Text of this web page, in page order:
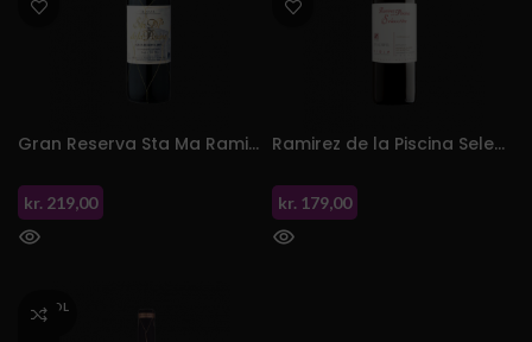
Gran Reserva Sta Ma Ramirez de la Piscina
kr. 219,00
Ramirez de la Piscina Selección Reserva 2017
kr. 179,00
UDSOL
GT